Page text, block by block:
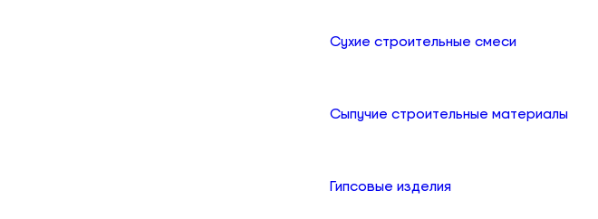
Сухие строительные смеси
Сыпучие строительные материалы
Гипсовые изделия